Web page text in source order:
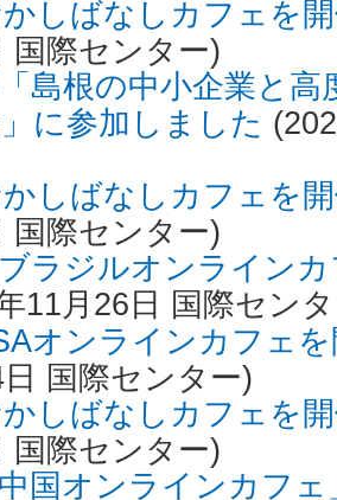
しばなしカフェを
国際センター)
島根の中小企業と
に参加しました (
しばなしカフェを
国際センター)
ブラジルオンライン
11月26日 国際セン
オンラインカフェ
国際センター)
しばなしカフェを
国際センター)
国オンラインカフ